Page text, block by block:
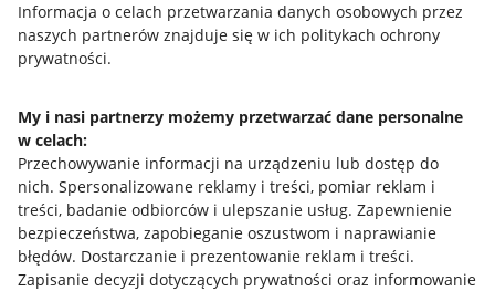
Informacja o celach przetwarzania danych osobowych przez
naszych partnerów znajduje się w ich politykach ochrony
prywatności.
My i nasi partnerzy możemy przetwarzać dane personalne
w celach:
Przechowywanie informacji na urządzeniu lub dostęp do
nich. Spersonalizowane reklamy i treści, pomiar reklam i
treści, badanie odbiorców i ulepszanie usług. Zapewnienie
bezpieczeństwa, zapobieganie oszustwom i naprawianie
błędów. Dostarczanie i prezentowanie reklam i treści.
Zapisanie decyzji dotyczących prywatności oraz informowanie
Napisz do nas
Allegro Gadane dla sprzedających
Mapa miejscowości
Informacje prawne
Regulamin
Polityka plików "cookies"